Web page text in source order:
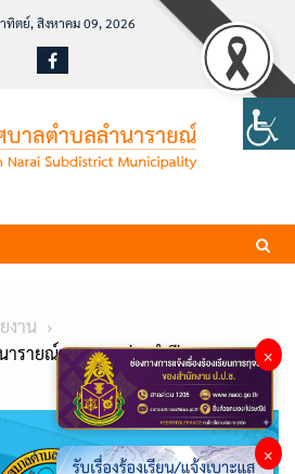
ทิตย์, สิงหาคม 09, 2026
งาน
ารายณ์มหาราช ประจำปี 2567
×
×